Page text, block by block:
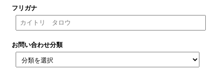
フリガナ
お問い合わせ分類